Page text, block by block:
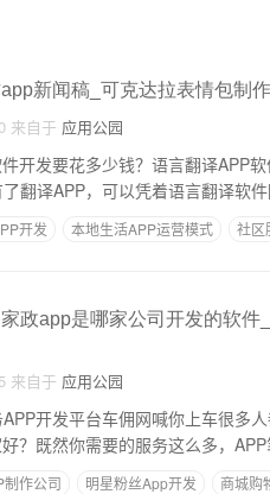
新闻稿_可克达拉表情包制
来自于 应用公园
开发要花多少钱？语言翻译APP
翻译APP，可以凭着语言翻译软
开发 本地生活APP运营模式 社区
政app是哪家公司开发的软
来自于 应用公园
开发平台车佣网喊你上车很多
？既然你需要的服务这么多，
作公司 明星粉丝App开发 商城购